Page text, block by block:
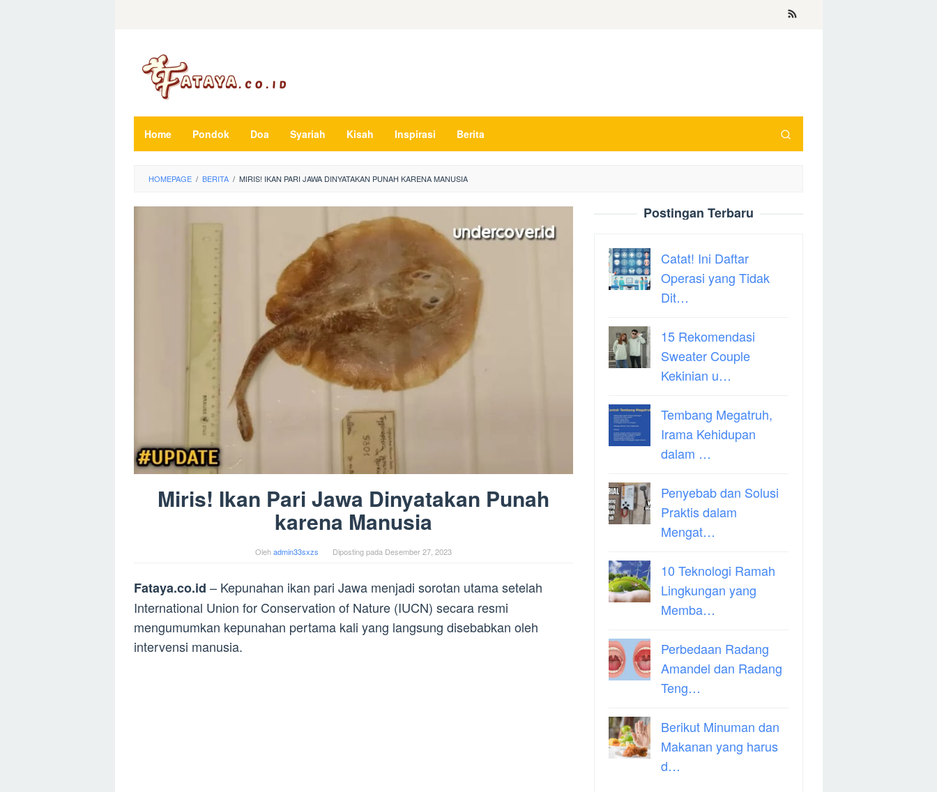
Home Pondok Doa Syariah Kisah Inspirasi Berita
HOMEPAGE / BERITA / MIRIS! IKAN PARI JAWA DINYATAKAN PUNAH KARENA MANUSIA
Miris! Ikan Pari Jawa Dinyatakan Punah
karena Manusia
Olehadmin33sxzs Diposting pada Desember 27, 2023
Fataya.co.id – Kepunahan ikan pari Jawa menjadi sorotan utama setelah
International Union for Conservation of Nature (IUCN) secara resmi
mengumumkan kepunahan pertama kali yang langsung disebabkan oleh
intervensi manusia.
Postingan Terbaru
Catat! Ini Daftar
Operasi yang Tidak
Dit…
15 Rekomendasi
Sweater Couple
Kekinian u…
Tembang Megatruh,
Irama Kehidupan
dalam …
Penyebab dan Solusi
Praktis dalam
Mengat…
10 Teknologi Ramah
Lingkungan yang
Memba…
Perbedaan Radang
Amandel dan Radang
Teng…
Berikut Minuman dan
Makanan yang harus
d…